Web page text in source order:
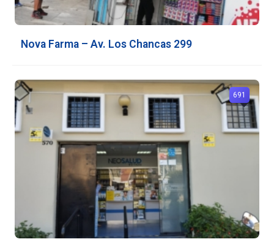
Nova Farma – Av. Los Chancas 299
691